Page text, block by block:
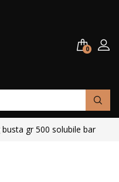
0
busta gr 500 solubile bar